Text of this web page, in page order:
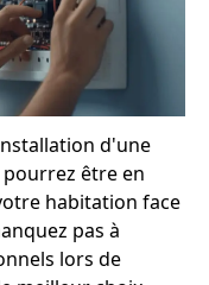
d'une
être en
habitation face
pas à
lors de